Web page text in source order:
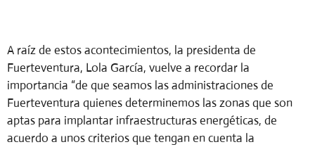
A raíz de estos acontecimientos, la presidenta de
Fuerteventura, Lola García, vuelve a recordar la
importancia “de que seamos las administraciones de
Fuerteventura quienes determinemos las zonas que son
aptas para implantar infraestructuras energéticas, de
acuerdo a unos criterios que tengan en cuenta la